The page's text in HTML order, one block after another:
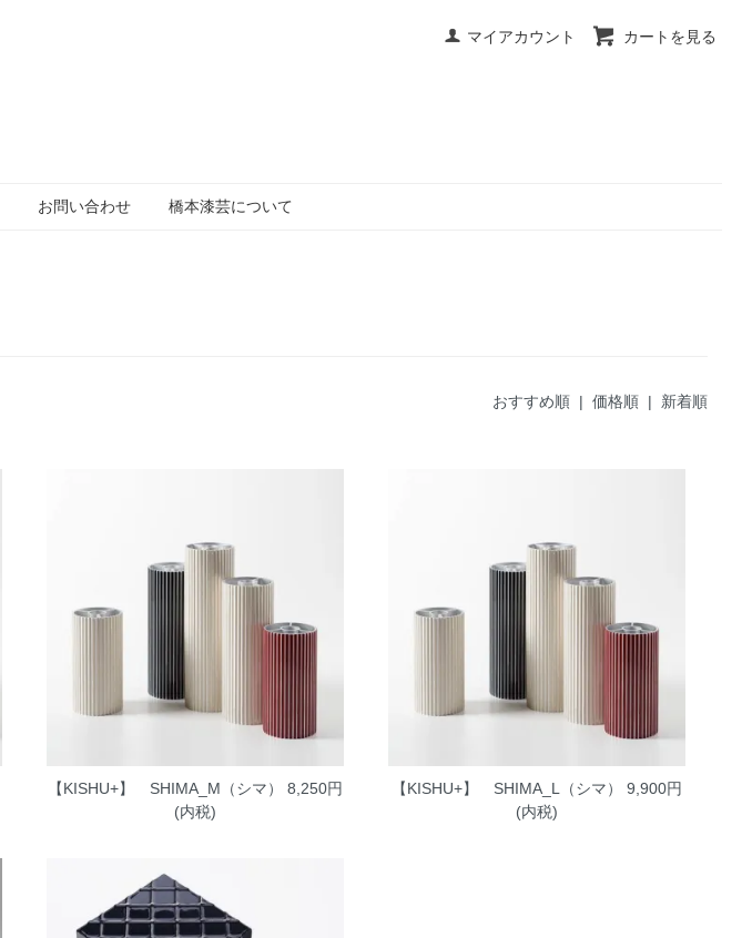
マイアカウント カートを見る
お問い合わせ 橋本漆芸について
おすすめ順 | 価格順 | 新着順
【KISHU+】 SHIMA_M（シマ）
8,250円
(内税)
【KISHU+】 SHIMA_L（シマ）
9,900円
(内税)